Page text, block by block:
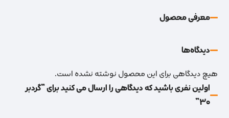
معرفی محصول
دیدگاه‌‌ها
هیچ دیدگاهی برای این محصول نوشته نشده است.
اولین نفری باشید که دیدگاهی را ارسال می کنید برای “گردبر
30”